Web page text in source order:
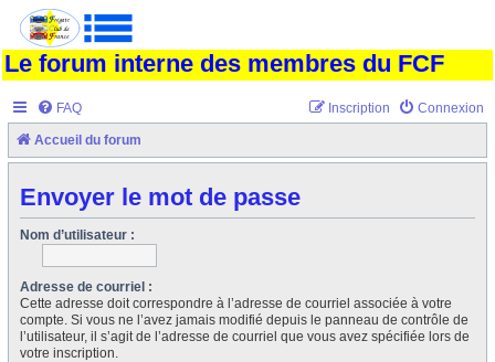
Le forum interne des membres du FCF
FAQ Connexion
Inscription
Accueil du forum
Envoyer le mot de passe
Nom d’utilisateur :
Adresse de courriel :
Cette adresse doit correspondre à l’adresse de courriel associée à votre
compte. Si vous ne l’avez jamais modifié depuis le panneau de contrôle de
l’utilisateur, il s’agit de l’adresse de courriel que vous avez spécifiée lors de
votre inscription.